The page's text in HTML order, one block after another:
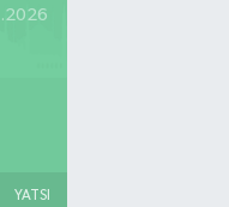
YATSI